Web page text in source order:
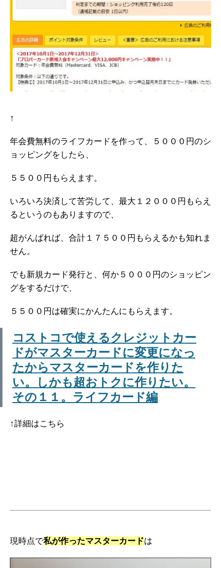
↑
年会費無料のライフカードを作って、５０００円のシ
ョッピングをしたら、
５５００円もらえます。
いろいろ決済して苦労して、最大１２０００円もらえ
るというのもありますので、
超がんばれば、合計１７５００円もらえるかも知れま
せん。
でも新規カード発行と、何か５０００円のショッピン
グをするだけで、
５５００円は確実にかんたんにもらえます。
コストコで使えるクレジットカー
ドがマスターカードに変更になっ
たからマスターカードを作りた
い。しかも超おトクに作りたい。
その１１。ライフカード編
↑詳細はこちら
現時点で私が作ったマスターカードは